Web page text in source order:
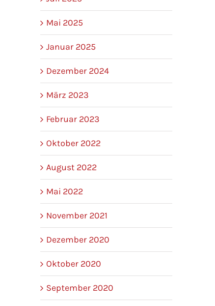
Mai 2025
Januar 2025
Dezember 2024
März 2023
Februar 2023
Oktober 2022
August 2022
Mai 2022
November 2021
Dezember 2020
Oktober 2020
September 2020